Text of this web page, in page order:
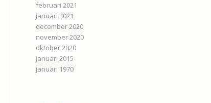
februari 2021
januari 2021
december 2020
november 2020
oktober 2020
januari 2015
januari 1970